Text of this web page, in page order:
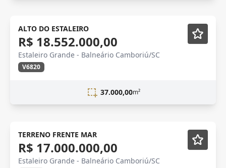
Novidade
ALTO DO ESTALEIRO
R$ 18.552.000,00
Estaleiro Grande - Balneário Camboriú/SC
V6820
37.000,00m²
Novidade
TERRENO FRENTE MAR
R$ 17.000.000,00
Estaleiro Grande - Balneário Camboriú/SC